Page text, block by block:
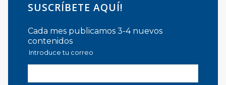
SUSCRÍBETE AQUÍ!
Cada mes publicamos 3-4 nuevos
contenidos
Introduce tu correo